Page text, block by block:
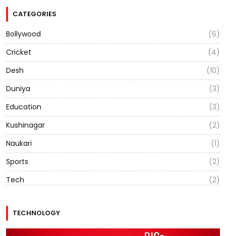
CATEGORIES
Bollywood
(6)
Cricket
(4)
Desh
(10)
Duniya
(3)
Education
(3)
Kushinagar
(2)
Naukari
(1)
Sports
(2)
Tech
(2)
TECHNOLOGY